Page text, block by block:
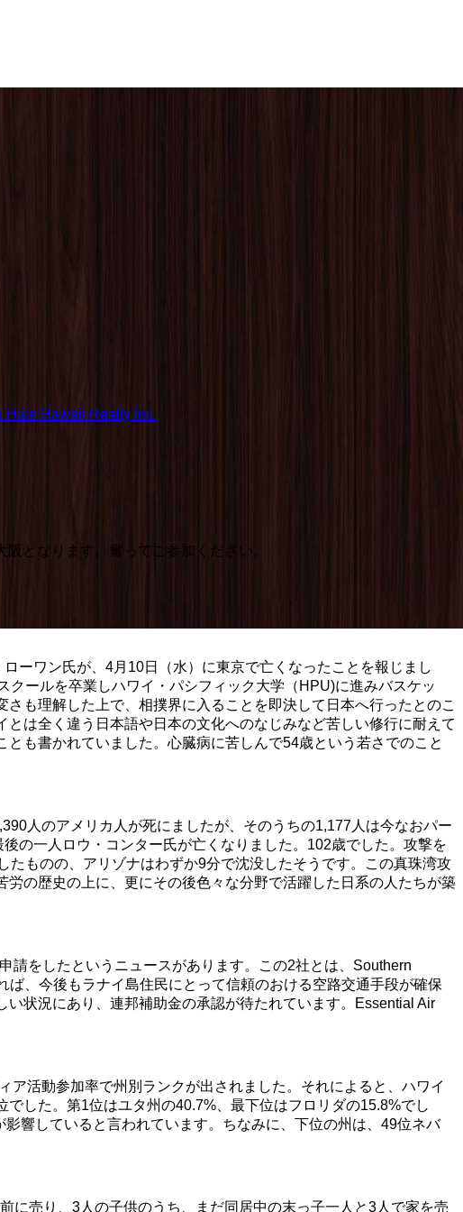
Hale Hawaii Realty Inc.
となります。奮ってご参加ください。
ーワン氏が、4月10日（水）に東京で亡くなったことを報じまし
ールを卒業しハワイ・パシフィック大学（HPU)に進みバスケッ
も理解した上で、相撲界に入ることを即決して日本へ行ったとのこ
は全く違う日本語や日本の文化へのなじみなど苦しい修行に耐えて
も書かれていました。心臓病に苦しんで54歳という若さでのこと
人のアメリカ人が死にましたが、そのうちの1,177人は今なおパー
の一人ロウ・コンター氏が亡くなりました。102歳でした。攻撃を
ものの、アリゾナはわずか9分で沈没したそうです。この真珠湾攻
の歴史の上に、更にその後色々な分野で活躍した日系の人たちが築
請をしたというニュースがあります。この2社とは、Southern
、今後もラナイ島住民にとって信頼のおける空路交通手段が確保
状況にあり、連邦補助金の承認が待たれています。Essential Air
活動参加率で州別ランクが出されました。それによると、ハワイ
した。第1位はユタ州の40.7%、最下位はフロリダの15.8%でし
響していると言われています。ちなみに、下位の州は、49位ネバ
に売り、3人の子供のうち、まだ同居中の末っ子一人と3人で家を売